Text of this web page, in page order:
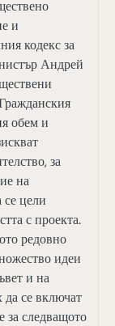
и
кодекс за
Андрей
обем и
за
на
се цели
с проекта.
редовно
идеи
и на
да се включат
за следващото